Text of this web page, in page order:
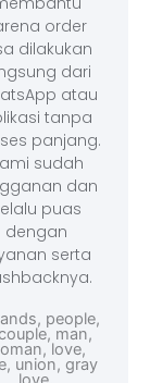
order
dilakukan
dari
atau
tanpa
panjang.
sudah
dan
puas
dengan
serta